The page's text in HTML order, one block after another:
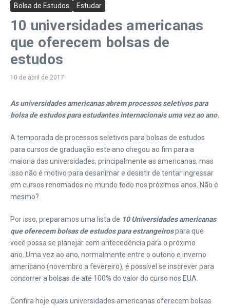
Bolsa de Estudos Estudar
10 universidades americanas
que oferecem bolsas de
estudos
10 de abril de 2017
As universidades americanas abrem processos seletivos para
bolsa de estudos para estudantes internacionais uma vez ao ano.
A temporada de processos seletivos para bolsas de estudos
para cursos de graduação este ano chegou ao fim para a
maioria das universidades, principalmente as americanas, mas
isso não é motivo para desanimar e desistir de tentar ingressar
em cursos renomados no mundo todo nos próximos anos. Não é
mesmo?
Por isso, preparamos uma lista de 10 Universidades americanas
que oferecem bolsas de estudos para estrangeirospara que
você possa se planejar com antecedência para o próximo
ano. Uma vez ao ano, normalmente entre o outono e inverno
americano (novembro a fevereiro), é possível se inscrever para
concorrer a bolsas de até 100% do valor do curso nos EUA.
Confira hoje quais universidades americanas oferecem bolsas